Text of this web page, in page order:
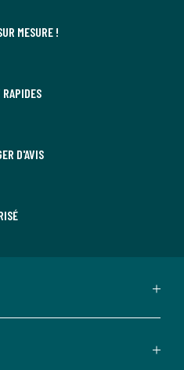
MESURE !
RAPIDES
D'AVIS